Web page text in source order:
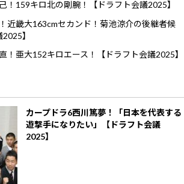
！159キロ北の剛腕！【ドラフト会議2025】
近畿大163cmセカンド！菊池涼介の後継者候
】
！亜大152キロエース！【ドラフト会議2025】
カープドラ6西川篤夢！「日本を代表する
遊撃手になりたい」【ドラフト会議
2025】